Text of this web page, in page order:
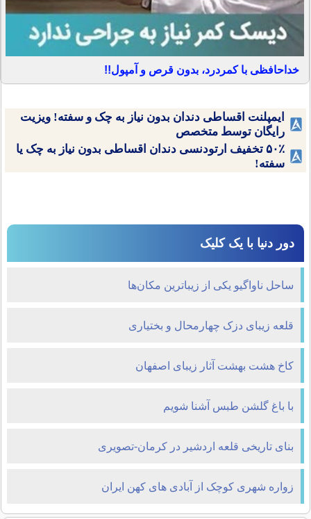
خداحافظی با کمردرد، بدون قرص و آمپول!!
ایمپلنت اقساطی دندان بدون نیاز به چک و سفته! ویزیت
رایگان توسط متخصص
۵۰٪ تخفیف ارتودنسی دندان اقساطی بدون نیاز به چک یا
سفته!
دور دنیا با یک کلیک
ساحل ناواگیو یکی از زیباترین مکان‌ها
قلعه زیبای دزک چهارمحال و بختیاری
کاخ هشت بهشت آثار زیبای اصفهان
با باغ گلشن طبس آشنا شویم
بنای تاريخی قلعه اردشير در كرمان-تصویری
زواره شهری کوچک از آبادی های کهن ایران